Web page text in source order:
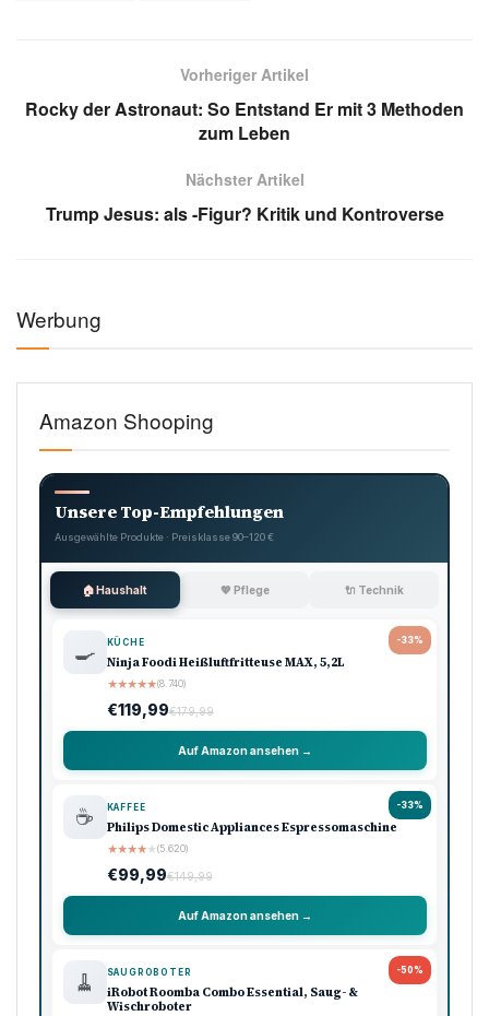
Vorheriger Artikel
Rocky der Astronaut: So Entstand Er mit 3 Methoden
zum Leben
Nächster Artikel
Trump Jesus: als -Figur? Kritik und Kontroverse
Werbung
Amazon Shooping
Unsere Top-Empfehlungen
Ausgewählte Produkte · Preisklasse 90–120 €
🏠 Haushalt 💖 Pflege 🔌 Technik
-33%
🍳 KÜCHE
Ninja Foodi Heißluftfritteuse MAX, 5,2L
★★★★★(8.740)
€119,99€179,99
Auf Amazon ansehen →
-33%
☕ KAFFEE
Philips Domestic Appliances Espressomaschine
★★★★★(5.620)
€99,99€149,99
Auf Amazon ansehen →
-50%
🧹 SAUGROBOTER
iRobot Roomba Combo Essential, Saug- &
Wischroboter